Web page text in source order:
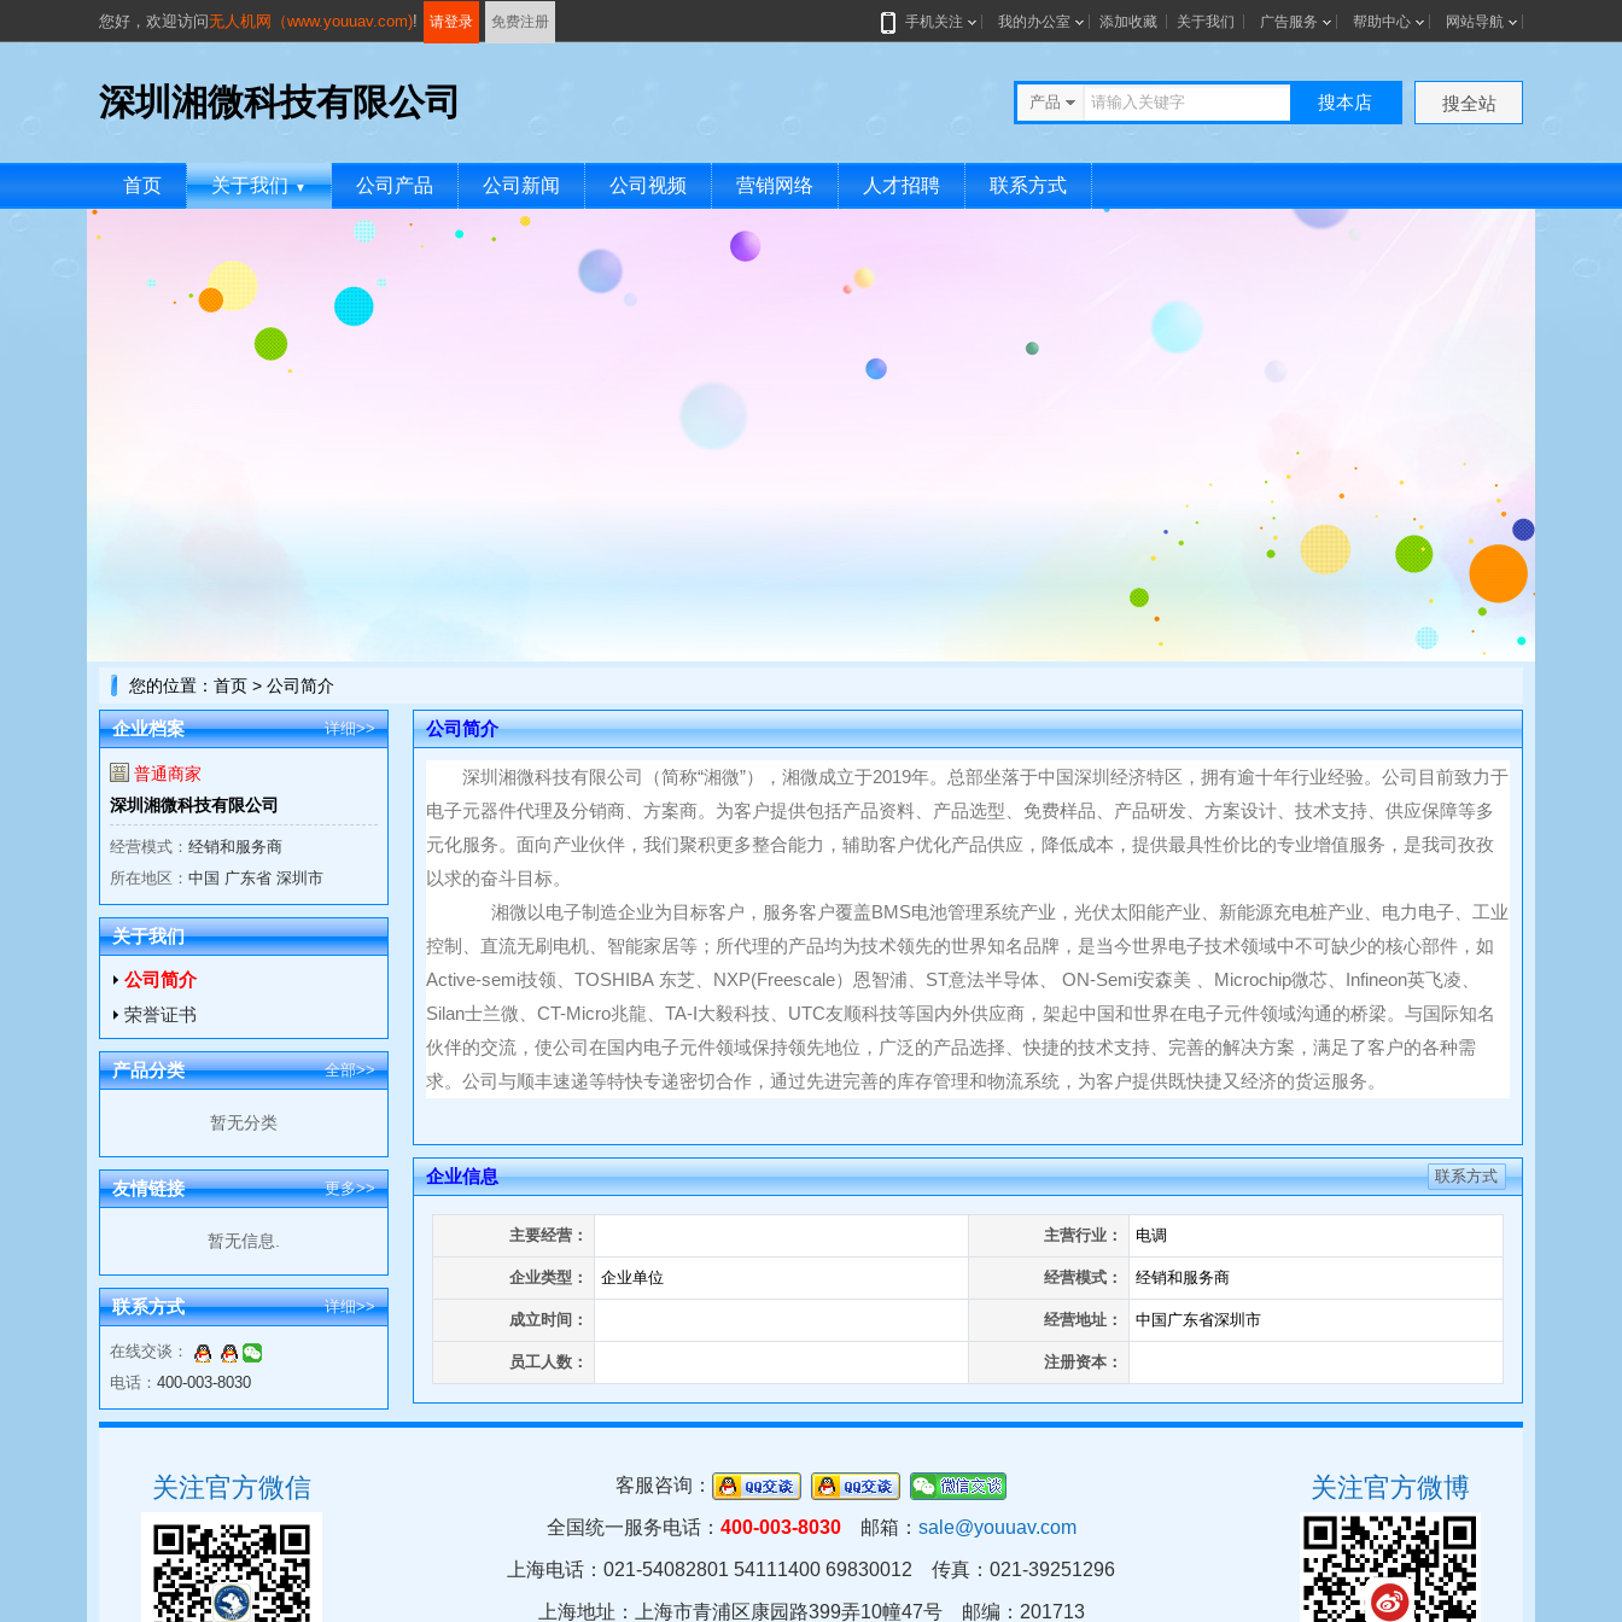
您好， 欢迎访问无人机网（www.youuav.com)! 请登录 免费注册 手机关注 我的办公室 添加收藏 关于我们 广告服务 帮助中心 网站导航
深圳湘微科技有限公司 产品 搜本店 搜全站
首页 关于我们 ▼ 公司产品 公司新闻 公司视频 营销网络 人才招聘 联系方式
您的位置： 首页 > 公司简介
企业档案 详细>>
普通商家
深圳湘微科技有限公司
经营模式： 经销和服务商
所在地区： 中国 广东省 深圳市
关于我们
公司简介
荣誉证书
产品分类 全部>>
暂无分类
友情链接 更多>>
暂无信息.
联系方式 详细>>
在线交谈：
电话： 400-003-8030
公司简介
深圳 湘微科技有限公司（简称“湘微”）， 湘微成立于2019年。总部坐落于中国深圳 经济特区 ， 拥有逾十年行业经验。 公司目前致力于
电子元器件代理及分销商、方案商。 为客户提供包括产品资料、产品选型、免费样品、产品研发、方案设计、技术支持、供应保障等多
元化服务。 面向产业伙伴， 我们聚积更多整合能力， 辅助客户优化产品供应，降低成本，提供最具性价比的专业增值服务，是我司 孜孜
以求的奋斗目标。
湘微 以电子制造企业为目标客户 ， 服务客户覆盖BMS电池管理系统产业， 光伏太阳能产业 新能源充电桩产业 电力电子
工业
控制
直流无刷电机 智能家居等 ； 所代理的产品均为技术领先的世界知名品牌， 是当今世界电子技术领域中不可缺少的核心部件， 如
Active-semi技领 TOSHIBA 东芝 NXP(Freescale）恩智浦 ST意法半导体 ON-Semi安森美 、Microchip微芯、Infineon英飞凌、
Silan士兰微 CT-Micro兆龍 TA-I大毅科技 UTC友顺科技等国内外供应商，架起中国和世界在电子元件领域沟通的桥梁。与国际知名
伙伴的交流，使公司在国内电子元件领域保持领先地位，广泛的产品选择、快捷的技术支持、完善的解决方案，满足了客户的各种需
求。 公司与顺丰速递等特快专递密切合作， 通过先进完善的库存管理和物流系统，为客户提供既快捷又经济的货运服务。
企业信息 联系方式
主要经营： 主营行业： 电调
企业类型： 企业单位 经营模式： 经销和服务商
成立时间： 经营地址： 中国广东省深圳市
员工人数： 注册资本：
客服咨询：
全国统一服务电话： 400-003-8030邮箱： sale@youuav.com
上海电话：021-54082801 54111400 69830012 传真：021-39251296
上海地址：上海市青浦区康园路399弄10幢47号 邮编：201713
关注官方微信 关注官方微博